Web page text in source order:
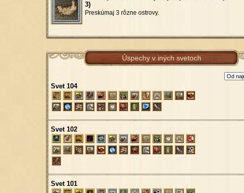
3)
Preskúmaj 3 rôzne ostrovy.
Úspechy v iných svetoch
Svet 104
Svet 102
Svet 101